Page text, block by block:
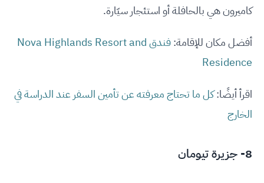
كاميرون هي بالحافلة أو استئجار سيّارة.
أفضل مكان للإقامة:
فندق Nova Highlands Resort and
Residence
اقرأ أيضًا:كل ما تحتاج معرفته عن تأمين السفر عند الدراسة في
الخارج
8- جزيرة تيومان